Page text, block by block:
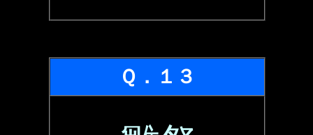
Ｑ．１３